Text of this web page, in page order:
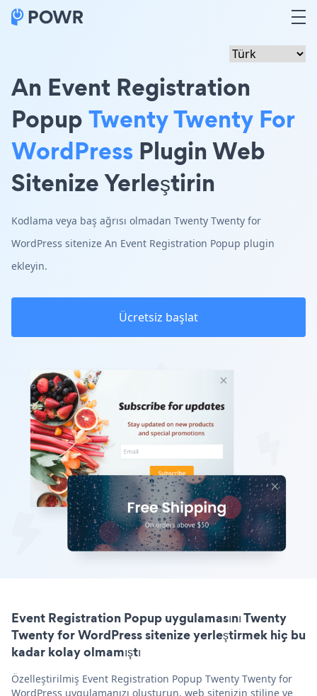
An Event Registration
PopupTwenty Twenty For
WordPress Plugin Web
Sitenize Yerleştirin
Kodlama veya baş ağrısı olmadan Twenty Twenty for
WordPress sitenize An Event Registration Popup plugin
ekleyin.
Ücretsiz başlat
Event Registration Popup uygulamasını Twenty
Twenty for WordPress sitenize yerleştirmek hiç bu
kadar kolay olmamıştı
Özelleştirilmiş Event Registration Popup Twenty Twenty for
WordPress uygulamanızı oluşturun, web sitenizin stiline ve